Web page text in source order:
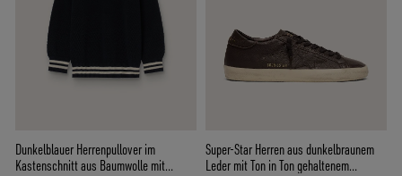
Dunkelblauer Herrenpullover im
Kastenschnitt aus Baumwolle mit
Super-Star Herren aus dunkelbraunem
Leder mit Ton in Ton gehaltenem